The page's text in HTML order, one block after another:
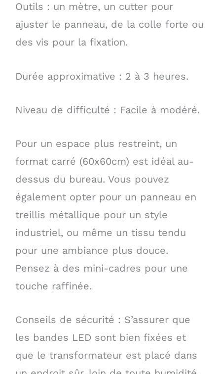
Outils : un mètre, un cutter pour
ajuster le panneau, de la colle forte ou
des vis pour la fixation.
Durée approximative : 2 à 3 heures.
Niveau de difficulté : Facile à modéré.
Pour un espace plus restreint, un
format carré (60x60cm) est idéal au-
dessus du bureau. Vous pouvez
également opter pour un panneau en
treillis métallique pour un style
industriel, ou même un tissu tendu
pour une ambiance plus douce.
Pensez à des mini-cadres pour une
touche raffinée.
Conseils de sécurité : S’assurer que
les bandes LED sont bien fixées et
que le transformateur est placé dans